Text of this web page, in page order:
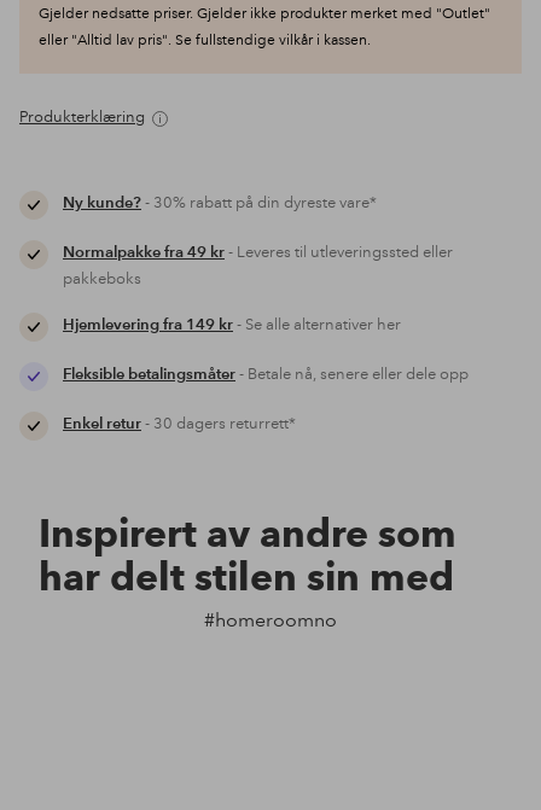
Gjelder nedsatte priser. Gjelder ikke produkter merket med "Outlet"
eller "Alltid lav pris". Se fullstendige vilkår i kassen.
Produkterklæring
Ny kunde?- 30% rabatt på din dyreste vare*
Normalpakke fra 49 kr- Leveres til utleveringssted eller
pakkeboks
Hjemlevering fra 149 kr- Se alle alternativer her
Fleksible betalingsmåter- Betale nå, senere eller dele opp
Enkel retur- 30 dagers returrett*
Inspirert av andre som
har delt stilen sin med
#homeroomno